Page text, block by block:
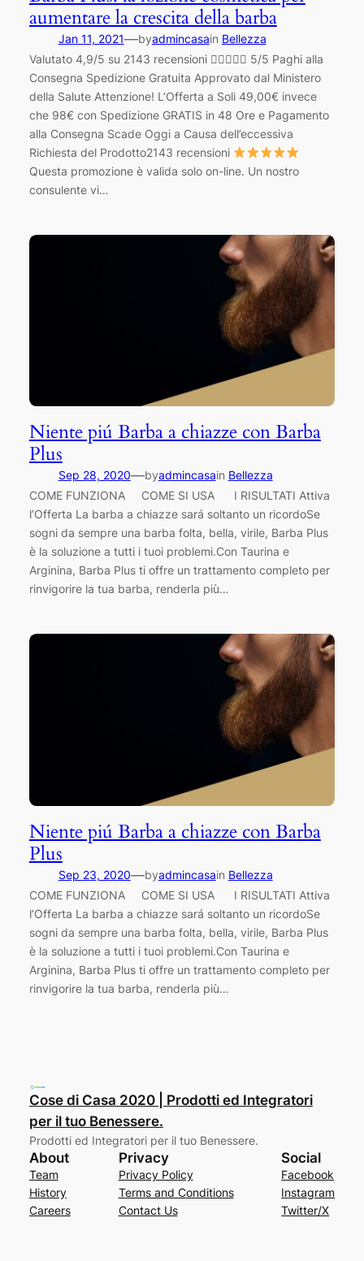
aumentare la crescita della barba
Jan 11, 2021—byadmincasain Bellezza
Valutato 4,9/5 su 2143 recensioni  5/5 Paghi alla
Consegna Spedizione Gratuita Approvato dal Ministero
della Salute Attenzione! L’Offerta a Soli 49,00€ invece
che 98€ con Spedizione GRATIS in 48 Ore e Pagamento
alla Consegna Scade Oggi a Causa dell’eccessiva
Richiesta del Prodotto2143 recensioni
Questa promozione è valida solo on-line. Un nostro
consulente vi…
Niente piú Barba a chiazze con Barba
Plus
Sep 28, 2020—byadmincasain Bellezza
COME FUNZIONA COME SI USA I RISULTATI Attiva
l’Offerta La barba a chiazze sará soltanto un ricordoSe
sogni da sempre una barba folta, bella, virile, Barba Plus
è la soluzione a tutti i tuoi problemi.Con Taurina e
Arginina, Barba Plus ti offre un trattamento completo per
rinvigorire la tua barba, renderla più…
Niente piú Barba a chiazze con Barba
Plus
Sep 23, 2020—byadmincasain Bellezza
COME FUNZIONA COME SI USA I RISULTATI Attiva
l’Offerta La barba a chiazze sará soltanto un ricordoSe
sogni da sempre una barba folta, bella, virile, Barba Plus
è la soluzione a tutti i tuoi problemi.Con Taurina e
Arginina, Barba Plus ti offre un trattamento completo per
rinvigorire la tua barba, renderla più…
Cose di Casa 2020 | Prodotti ed Integratori
per il tuo Benessere.
Prodotti ed Integratori per il tuo Benessere.
About
Team
History
Careers
Privacy
Privacy Policy
Terms and Conditions
Contact Us
Social
Facebook
Instagram
Twitter/X